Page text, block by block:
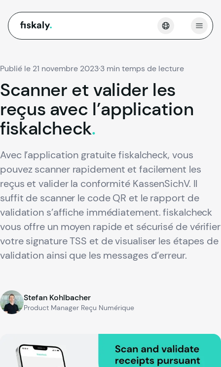
fiskaly.
Publié le 21 novembre 2023·3 min temps de lecture
Scanner et valider les
reçus avec l’application
fiskalcheck.
Avec l’application gratuite fiskalcheck, vous
pouvez scanner rapidement et facilement les
reçus et valider la conformité KassenSichV. Il
suffit de scanner le code QR et le rapport de
validation s’affiche immédiatement. fiskalcheck
vous offre un moyen rapide et sécurisé de vérifier
votre signature TSS et de visualiser les étapes de
validation ainsi que les messages d’erreur.
Stefan Kohlbacher
Product Manager Reçu Numérique